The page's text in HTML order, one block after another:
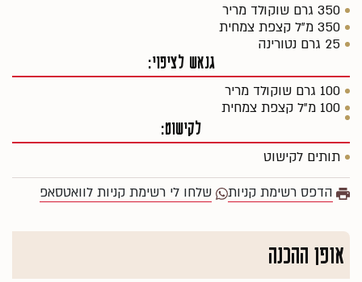
350 גרם שוקולד מריר
350 מ״ל קצפת צמחית
25 גרם נטורינה
גנאש לציפוי:
100 גרם שוקולד מריר
100 מ״ל קצפת צמחית
לקישוט:
תותים לקישוט
הדפס רשימת קניות שלחו לי רשימת קניות לוואטסאפ
אופן ההכנה